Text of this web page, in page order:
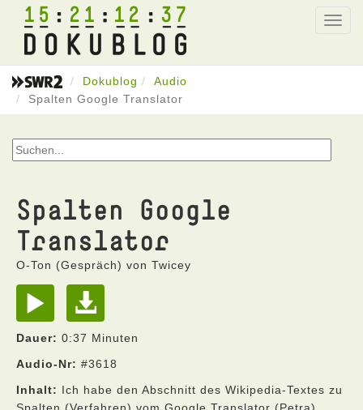
15 21 12 37
Dokublog
Audio
Spalten Google Translator
Spalten Google
Translator
O-Ton (Gespräch) von Twicey
Dauer: 0:37 Minuten
Audio-Nr: #3618
Inhalt: Ich habe den Abschnitt des Wikipedia-Textes zu